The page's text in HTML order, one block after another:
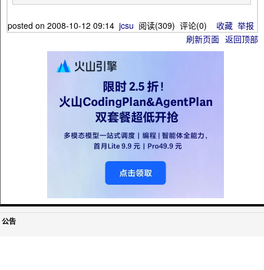
公告
posted on 2008-10-12 09:14 jcsu 阅读(309) 评论(0) 收藏 举报
刷新页面 返回顶部